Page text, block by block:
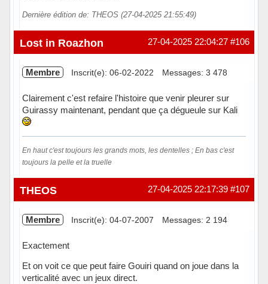
Dernière édition de: THEOS (27-04-2025 21:55:49)
Hors ligne #106
27-04-2025 22:04:27
Lost in Roazhon
Membre Inscrit(e): 06-02-2022 Messages: 3 478
Clairement c'est refaire l'histoire que venir pleurer sur
Guirassy maintenant, pendant que ça dégueule sur Kali
En haut c'est toujours les grands mots, les dentelles ; En bas c'est
toujours la pelle et la truelle
Hors ligne #107
27-04-2025 22:17:39
THEOS
Membre Inscrit(e): 04-07-2007 Messages: 2 194
Exactement
Et on voit ce que peut faire Gouiri quand on joue dans la
verticalité avec un jeux direct.